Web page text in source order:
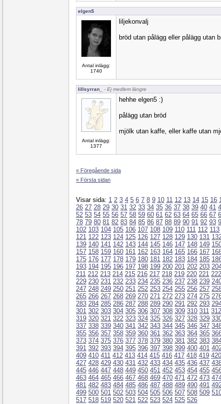
elgen5
Antal inlägg:
1740
liljekonvalj
bröd utan pålägg eller pålägg utan
lillsyrran_ - Ej medlem längre
Antal inlägg:
1377
hehhe elgen5 :)
pålägg utan bröd
mjölk utan kaffe, eller kaffe utan
« Föregående sida
« Första sidan
Visar sida: 1 2 3 4 5 6 7 8 9 10 11 12 13 14 15 16
26 27 28 29 30 31 32 33 34 35 36 37 38 39 40 41
52 53 54 55 56 57 58 59 60 61 62 63 64 65 66 67
78 79 80 81 82 83 84 85 86 87 88 89 90 91 92 93
102 103 104 105 106 107 108 109 110 111 112 113
121 122 123 124 125 126 127 128 129 130 131
139 140 141 142 143 144 145 146 147 148 149
157 158 159 160 161 162 163 164 165 166 167
175 176 177 178 179 180 181 182 183 184 185
193 194 195 196 197 198 199 200 201 202 203
211 212 213 214 215 216 217 218 219 220 221 222
229 230 231 232 233 234 235 236 237 238 239
247 248 249 250 251 252 253 254 255 256 257
265 266 267 268 269 270 271 272 273 274 275
283 284 285 286 287 288 289 290 291 292 293
301 302 303 304 305 306 307 308 309 310 311 312
319 320 321 322 323 324 325 326 327 328 329
337 338 339 340 341 342 343 344 345 346 347
355 356 357 358 359 360 361 362 363 364 365
373 374 375 376 377 378 379 380 381 382 383
391 392 393 394 395 396 397 398 399 400 401
409 410 411 412 413 414 415 416 417 418 419 420
427 428 429 430 431 432 433 434 435 436 437
445 446 447 448 449 450 451 452 453 454 455
463 464 465 466 467 468 469 470 471 472 473
481 482 483 484 485 486 487 488 489 490 491
499 500 501 502 503 504 505 506 507 508 509
517 518 519 520 521 522 523 524 525 526